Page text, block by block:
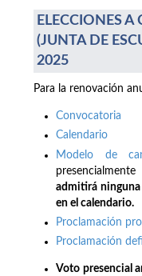
ELECCIONES
(JUNTA DE
2025
Para la renovación
Convocatoria
Calendario
Modelo de
admitirá ninguna
en el calendario.
Proclamación
Proclamación
Voto presencial